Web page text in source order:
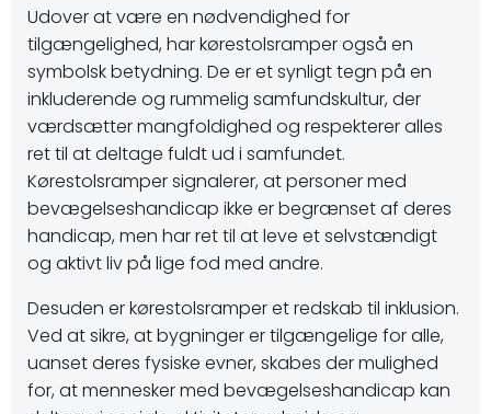
Udover at være en nødvendighed for
tilgængelighed, har kørestolsramper også en
symbolsk betydning. De er et synligt tegn på en
inkluderende og rummelig samfundskultur, der
værdsætter mangfoldighed og respekterer alles
ret til at deltage fuldt ud i samfundet.
Kørestolsramper signalerer, at personer med
bevægelseshandicap ikke er begrænset af deres
handicap, men har ret til at leve et selvstændigt
og aktivt liv på lige fod med andre.
Desuden er kørestolsramper et redskab til inklusion.
Ved at sikre, at bygninger er tilgængelige for alle,
uanset deres fysiske evner, skabes der mulighed
for, at mennesker med bevægelseshandicap kan